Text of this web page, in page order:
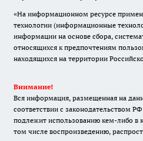
«На информационном ресурсе
технологии (информационные
информации на основе сбора,
относящихся к предпочтениям
находящихся на территории
Внимание!
Вся информация, размещенная на
соответствии с законодательством
подлежит использованию кем-либо в
том числе воспроизведению,